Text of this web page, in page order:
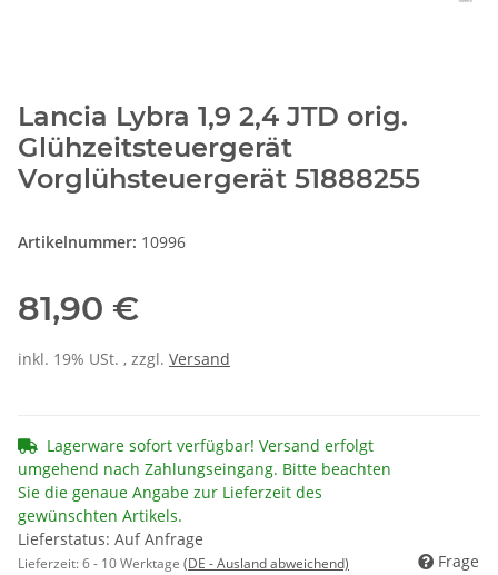
Lancia Lybra 1,9 2,4 JTD orig.
Glühzeitsteuergerät
Vorglühsteuergerät 51888255
Artikelnummer: 10996
81,90 €
inkl. 19% USt. , zzgl. Versand
Lagerware sofort verfügbar! Versand erfolgt
umgehend nach Zahlungseingang. Bitte beachten
Sie die genaue Angabe zur Lieferzeit des
gewünschten Artikels.
Lieferstatus: Auf Anfrage
Lieferzeit:6 - 10 Werktage (DE - Ausland abweichend) Frage